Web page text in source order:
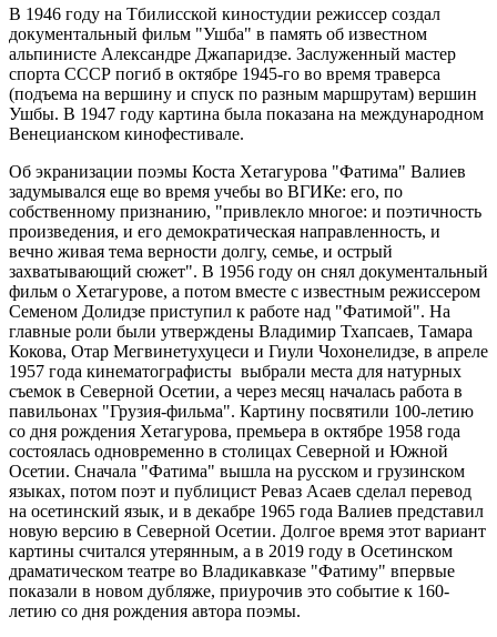
В 1946 году на Тбилисской киностудии режиссер создал
документальный фильм "Ушба" в память об известном
альпинисте Александре Джапаридзе. Заслуженный мастер
спорта СССР погиб в октябре 1945-го во время траверса
(подъема на вершину и спуск по разным маршрутам) вершин
Ушбы. В 1947 году картина была показана на международном
Венецианском кинофестивале.
Об экранизации поэмы Коста Хетагурова "Фатима" Валиев
задумывался еще во время учебы во ВГИКе: его, по
собственному признанию, "привлекло многое: и поэтичность
произведения, и его демократическая направленность, и
вечно живая тема верности долгу, семье, и острый
захватывающий сюжет". В 1956 году он снял документальный
фильм о Хетагурове, а потом вместе с известным режиссером
Семеном Долидзе приступил к работе над "Фатимой". На
главные роли были утверждены Владимир Тхапсаев, Тамара
Кокова, Отар Мегвинетухуцеси и Гиули Чохонелидзе, в апреле
1957 года кинематографисты выбрали места для натурных
съемок в Северной Осетии, а через месяц началась работа в
павильонах "Грузия-фильма". Картину посвятили 100-летию
со дня рождения Хетагурова, премьера в октябре 1958 года
состоялась одновременно в столицах Северной и Южной
Осетии. Сначала "Фатима" вышла на русском и грузинском
языках, потом поэт и публицист Реваз Асаев сделал перевод
на осетинский язык, и в декабре 1965 года Валиев представил
новую версию в Северной Осетии. Долгое время этот вариант
картины считался утерянным, а в 2019 году в Осетинском
драматическом театре во Владикавказе "Фатиму" впервые
показали в новом дубляже, приурочив это событие к 160-
летию со дня рождения автора поэмы.